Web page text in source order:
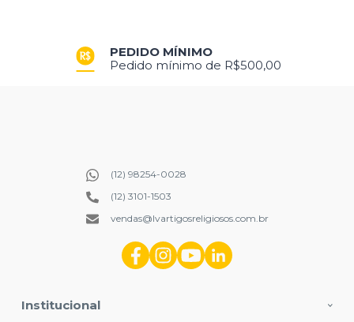
PRODUÇÃO PRÓPRIA
Produtos exclusivos criados para você
Institucional
(12) 98254-0028
(12) 3101-1503
vendas@lvartigosreligiosos.com.br